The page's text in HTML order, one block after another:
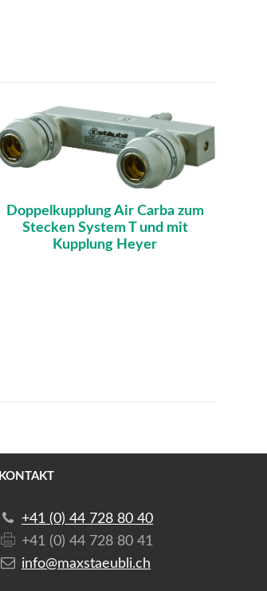
Doppelkupplung Air Carba zum
Stecken System T und mit
Kupplung Heyer
KONTAKT
+41 (0) 44 728 80 40
+41 (0) 44 728 80 41
info@maxstaeubli.ch